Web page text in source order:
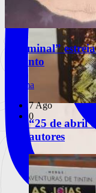
“25 de abril
autores
“Terminal”
Toronto
Cinema
7 Ago
0